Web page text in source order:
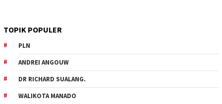
TOPIK POPULER
PLN
ANDREI ANGOUW
DR RICHARD SUALANG.
WALIKOTA MANADO